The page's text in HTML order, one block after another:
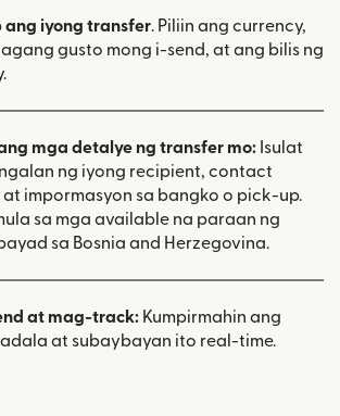
ang iyong transfer. Piliin ang currency,
gusto mong i-send, at ang bilis ng
mga detalye ng transfer mo: Isulat
ng iyong recipient, contact
impormasyon sa bangko o pick-up.
sa mga available na paraan ng
sa Bosnia and Herzegovina.
at mag-track: Kumpirmahin ang
at subaybayan ito real-time.